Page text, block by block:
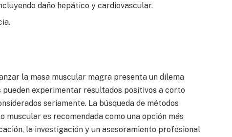
daño hepático y cardiovascular.
la masa muscular magra presenta un dilema
experimentar resultados positivos a corto
seriamente. La búsqueda de métodos
es recomendada como una opción más
la investigación y un asesoramiento profesional